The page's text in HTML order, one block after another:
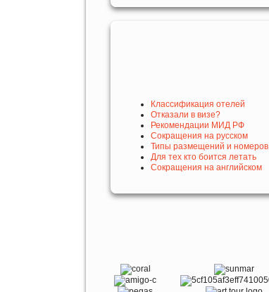
Классификация отелей
Отказали в визе?
Рекомендации МИД РФ
Сокращения на русском
Типы размещений и номеров
Для тех кто боится летать
Сокращения на английском